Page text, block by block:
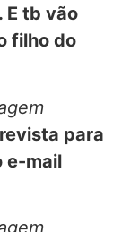
E tb vão
filho do
para
e-mail